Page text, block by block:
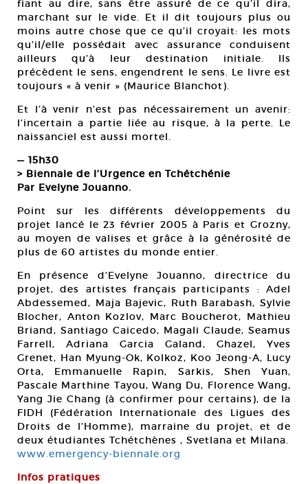
fiant au dire, sans être assuré de ce qu’il dira,
marchant sur le vide. Et il dit toujours plus ou
moins autre chose que ce qu’il croyait: les mots
qu’il/elle possédait avec assurance conduisent
ailleurs qu’à leur destination initiale. Ils
précèdent le sens, engendrent le sens. Le livre est
toujours « à venir » (Maurice Blanchot).
Et l’à venir n’est pas nécessairement un avenir:
l’incertain a partie liée au risque, à la perte. Le
naissanciel est aussi mortel.
— 15h30
> Biennale de l’Urgence en Tchétchénie
Par Evelyne Jouanno.
Point sur les différents développements du
projet lancé le 23 février 2005 à Paris et Grozny,
au moyen de valises et grâce à la générosité de
plus de 60 artistes du monde entier.
En présence d’Evelyne Jouanno, directrice du
projet, des artistes français participants : Adel
Abdessemed, Maja Bajevic, Ruth Barabash, Sylvie
Blocher, Anton Kozlov, Marc Boucherot, Mathieu
Briand, Santiago Caicedo, Magali Claude, Seamus
Farrell, Adriana Garcia Galand, Ghazel, Yves
Grenet, Han Myung-Ok, Kolkoz, Koo Jeong-A, Lucy
Orta, Emmanuelle Rapin, Sarkis, Shen Yuan,
Pascale Marthine Tayou, Wang Du, Florence Wang,
Yang Jie Chang (à confirmer pour certains), de la
FIDH (Fédération Internationale des Ligues des
Droits de l’Homme), marraine du projet, et de
deux étudiantes Tchétchènes , Svetlana et Milana.
www.emergency-biennale.org
Infos pratiques